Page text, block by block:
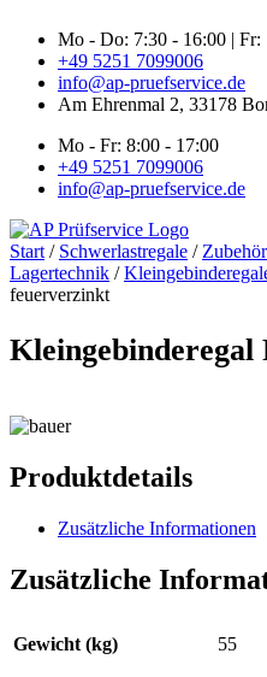
Inhalt
springen
Mo - Do: 7:30 - 16:00 | Fr:
+49 5251 7099006
info@ap-pruefservice.de
Am Ehrenmal 2, 33178
Mo - Fr: 8:00 - 17:00
+49 5251 7099006
info@ap-pruefservice.de
Start / Schwerlastregale / Zubehör
Lagertechnik /
feuerverzinkt
Produktdetails
Zusätzliche Informationen
Zusätzliche
Gewicht (kg) 55